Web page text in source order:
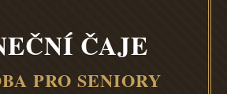
ČAJE
PRO SENIORY